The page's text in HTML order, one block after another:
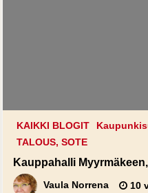
KAIKKI BLOGIT
TALOUS, SOTE
Kauppahalli
Vaula Norrena 10